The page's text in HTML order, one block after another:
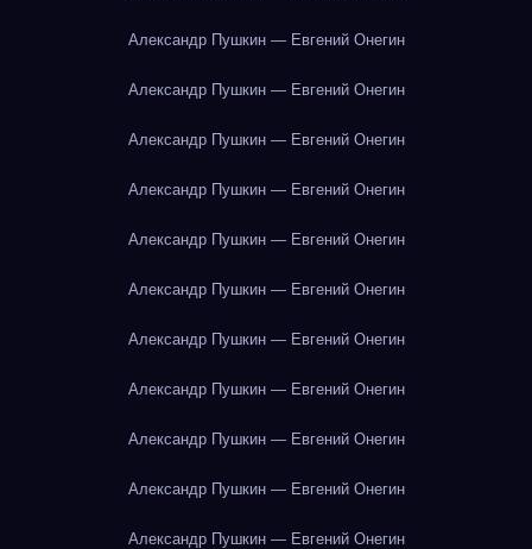
Александр Пушкин — Евгений Онегин
Александр Пушкин — Евгений Онегин
Александр Пушкин — Евгений Онегин
Александр Пушкин — Евгений Онегин
Александр Пушкин — Евгений Онегин
Александр Пушкин — Евгений Онегин
Александр Пушкин — Евгений Онегин
Александр Пушкин — Евгений Онегин
Александр Пушкин — Евгений Онегин
Александр Пушкин — Евгений Онегин
Александр Пушкин — Евгений Онегин